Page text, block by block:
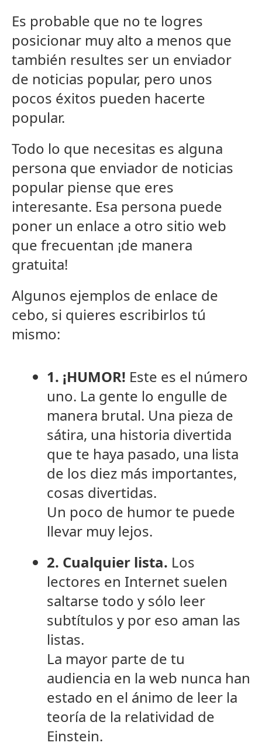
Es probable que no te logres
posicionar muy alto a menos que
también resultes ser un enviador
de noticias popular, pero unos
pocos éxitos pueden hacerte
popular.
Todo lo que necesitas es alguna
persona que enviador de noticias
popular piense que eres
interesante. Esa persona puede
poner un enlace a otro sitio web
que frecuentan ¡de manera
gratuita!
Algunos ejemplos de enlace de
cebo, si quieres escribirlos tú
mismo:
1. ¡HUMOR! Este es el número
uno. La gente lo engulle de
manera brutal. Una pieza de
sátira, una historia divertida
que te haya pasado, una lista
de los diez más importantes,
cosas divertidas.
Un poco de humor te puede
llevar muy lejos.
2. Cualquier lista. Los
lectores en Internet suelen
saltarse todo y sólo leer
subtítulos y por eso aman las
listas.
La mayor parte de tu
audiencia en la web nunca han
estado en el ánimo de leer la
teoría de la relatividad de
Einstein.